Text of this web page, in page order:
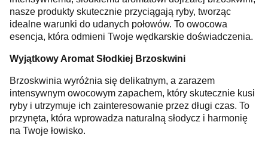
nasze produkty skutecznie przyciągają ryby, tworząc
idealne warunki do udanych połowów. To owocowa
esencja, która odmieni Twoje wędkarskie doświadczenia.
Wyjątkowy Aromat Słodkiej Brzoskwini
Brzoskwinia wyróżnia się delikatnym, a zarazem
intensywnym owocowym zapachem, który skutecznie kusi
ryby i utrzymuje ich zainteresowanie przez długi czas. To
przynęta, która wprowadza naturalną słodycz i harmonię
na Twoje łowisko.